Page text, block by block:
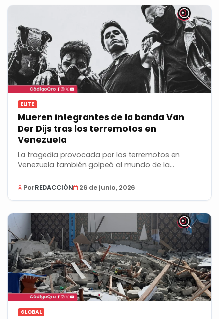
ELITE
Mueren integrantes de la banda Van
Der Dijs tras los terremotos en
Venezuela
La tragedia provocada por los terremotos en
Venezuela también golpeó al mundo de la
PorREDACCIÓN 26 de junio, 2026
GLOBAL